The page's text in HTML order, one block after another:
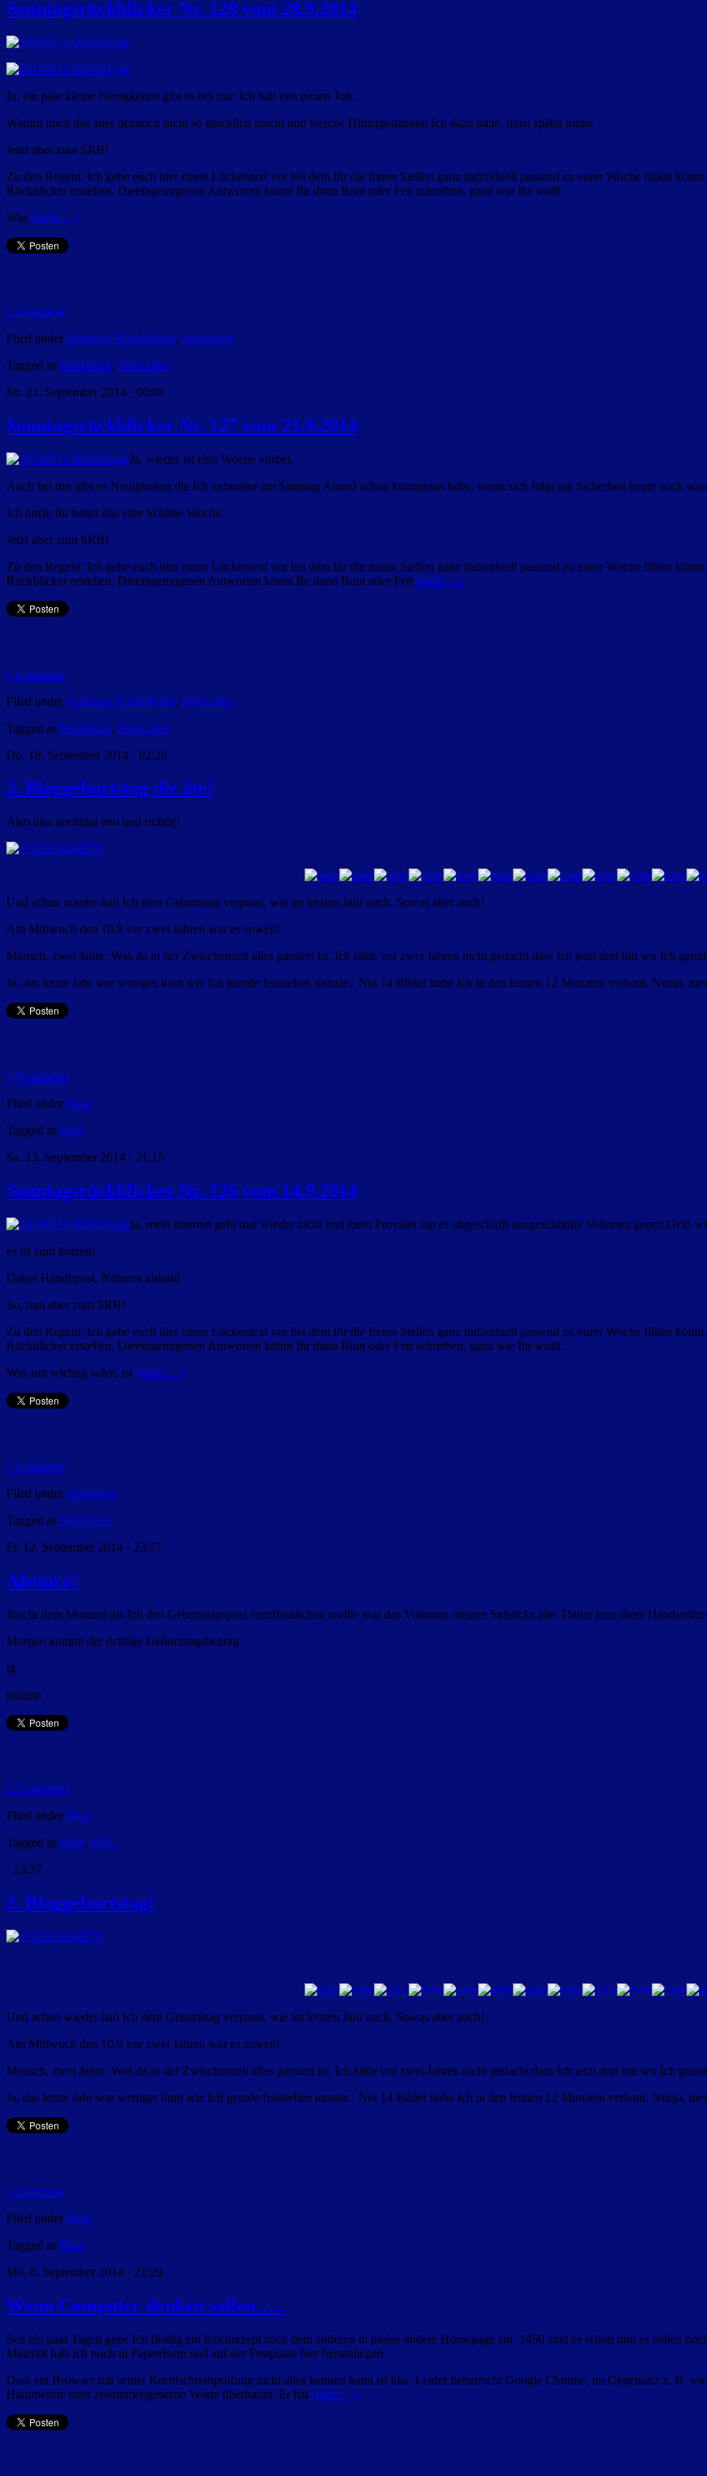
Sonntagsrückblicker Nr. 128 vom 28.9.2014
Ja, ein paar kleine Neuigkeiten gibt es bei mir: Ich hab nen neuen Job.
Warum mich das aber dennoch nicht so glücklich macht und welche Hintergedanken Ich dazu hatte, dazu später mehr.
Jetzt aber zum SRB!
Zu den Regeln: Ich gebe euch hier einen Lückentext vor bei dem Ihr die freien Stellen ganz individuell passend zu eurer Woche füllen
Rückblicker erstellen. Dieeingetragenen Antworten könnt Ihr dann Bunt oder Fett schreiben, ganz wie Ihr wollt.
Was (mehr …)
1 Comment
Filed under Sonntags Rückblicker, Stöckchen
Tagged as Rückblick, Stöckchen
So. 21. September 2014 · 00:01
Sonntagsrückblicker Nr. 127 vom 21.9.2014
Ja, wieder ist eine Woche vorbei.
Auch bei mir gibt es Neuigkeiten die Ich entweder am Samstag Abend schon kundgetan habe, wenn sich folgt mit Sicherheit heute noch
Ich hoffe Ihr hattet alle eine Schöne Woche.
Jetzt aber zum SRB!
Zu den Regeln: Ich gebe euch hier einen Lückentext vor bei dem Ihr die freien Stellen ganz individuell passend zu eurer Woche füllen
Rückblicker erstellen. Dieeingetragenen Antworten könnt Ihr dann Bunt oder Fett (mehr …)
1 Comment
Filed under Sonntags Rückblicker, Stöckchen
Tagged as Rückblick, Stöckchen
Do. 18. September 2014 · 02:26
2. Bloggeburtstag die 2te!
Also hier nochmal neu und richtig!
Und schon wieder hab Ich dem Geburtstag verpasst, wie im letzten Jahr auch. Sowas aber auch!
Am Mittwoch den 10.9 vor zwei Jahren war es soweit!
Mensch, zwei Jahre. Was da in der Zwischenzeit alles passiert ist. Ich hätte vor zwei Jahren nicht gedacht dass Ich jetzt dort bin wo Ich
Ja, das letzte Jahr war weniger bunt wie Ich gerade feststellen musste. Nut 14 Bilder habe Ich in den letzten 12 Monaten verbaut. Nunja,
4 Comments
Filed under Blog
Tagged as Blog
Sa. 13. September 2014 · 21:15
Sonntagsrückblicker Nr. 126 vom 14.9.2014
Ja, mein Internet geht mal wieder nicht und mein Provider hat es abgeschafft ausgeschöpfte Volumen gegen Geld
es ist zum kotzen!
Daher Handypost. Näheres alsbald
So, nun aber zum SRB!
Zu den Regeln: Ich gebe euch hier einen Lückentext vor bei dem Ihr die freien Stellen ganz individuell passend zu eurer Woche füllen
Rückblicker erstellen. Dieeingetragenen Antworten könnt Ihr dann Bunt oder Fett schreiben, ganz wie Ihr wollt.
Was mir wichtig wäre, ist (mehr …)
1 Comment
Filed under Allgemein
Tagged as Stöckchen
Fr. 12. September 2014 · 23:57
Absturz!
Just in dem Moment als Ich den Geburtstagspost veröffentlichen wollte war das Volumen meines Sufsticks alle. Daher jetzt diese
Morgen kommt der richtige Geburtstagsbeitrag
lg
philipp
2 Comments
Filed under Blog
Tagged as Blog, DSL
· 23:37
2. Bloggeburtstag!
Und schon wieder hab Ich dem Geburtstag verpasst, wie im letzten Jahr auch. Sowas aber auch!
Am Mittwoch den 10.9 vor zwei Jahren war es soweit!
Mensch, zwei Jahre. Was da in der Zwischenzeit alles passiert ist. Ich hätte vor zwei Jahren nicht gedacht dass Ich jetzt dort bin wo Ich
Ja, das letzte Jahr war weniger bunt wie Ich gerade feststellen musste. Nut 14 Bilder habe Ich in den letzten 12 Monaten verbaut. Nunja,
1 Comment
Filed under Blog
Tagged as Blog
Mo. 8. September 2014 · 21:29
Wenn Computer denken sollen…..
Seit ein paar Tagen gebe Ich fleißig ein Kochrezept nach dem anderen in meine andere Homepage ein. 1450 sind es schon und es sollen
Material hab Ich noch in Papierform und auf der Festplatte hier herumliegen.
Dass ein Browser mit seiner Rechtschreibprüfung nicht alles kennen kann ist klar. Leider beherrscht Google Chrome, im Gegensatz z. B.
Hauptworte oder zusammengesetzte Worte überhaupt. Er hat (mehr …)